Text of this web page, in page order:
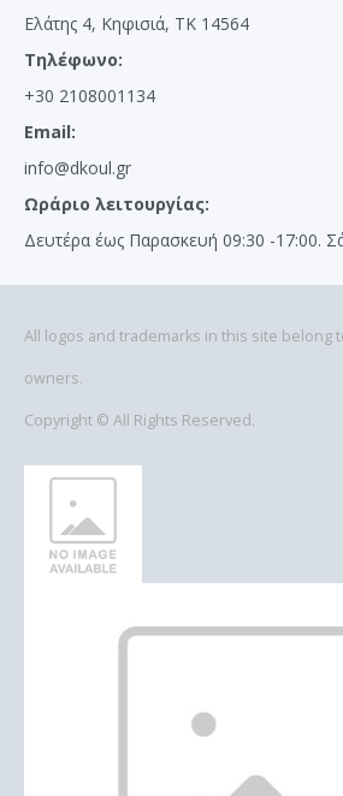
Ελάτης 4, Κηφισιά, ΤΚ 14564
Τηλέφωνο:
+30 2108001134
Email:
info@dkoul.gr
Ωράριο λειτουργίας:
Δευτέρα έως Παρασκευή 09:30 -17:00.
All logos and trademarks in this site belong
owners.
Copyright © All Rights Reserved.